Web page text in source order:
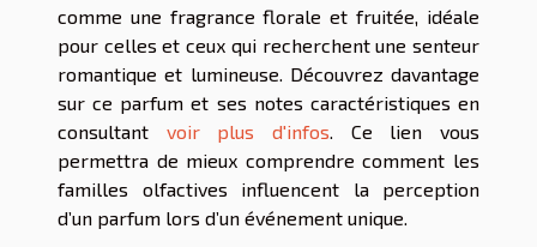
comme une fragrance florale et fruitée, idéale
pour celles et ceux qui recherchent une senteur
romantique et lumineuse. Découvrez davantage
sur ce parfum et ses notes caractéristiques en
consultant voir plus d'infos . Ce lien vous
permettra de mieux comprendre comment les
familles olfactives influencent la perception
d’un parfum lors d’un événement unique.